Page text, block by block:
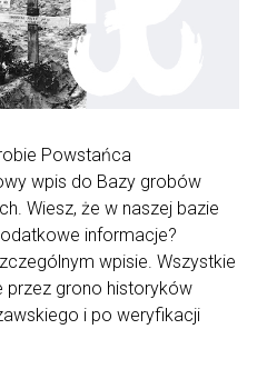
Powstańca
wpis do Bazy grobów
Wiesz, że w naszej bazie
informacje?
wpisie. Wszystkie
przez grono historyków
i po weryfikacji